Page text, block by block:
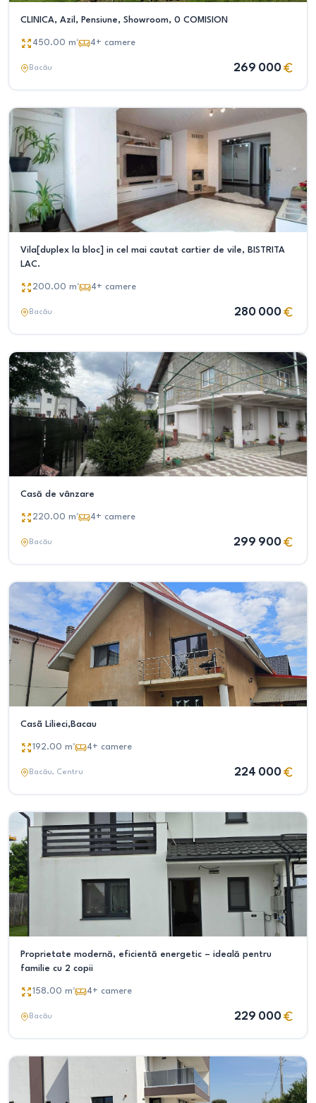
CLINICA, Azil, Pensiune, Showroom, 0 COMISION
450.00 m² 4+ camere
Bacău 269 000
Vila[duplex la bloc] in cel mai cautat cartier de vile, BISTRITA
LAC.
200.00 m² 4+ camere
Bacău 280 000
Casă de vânzare
220.00 m² 4+ camere
Bacău 299 900
Casã Lilieci,Bacau
192.00 m² 4+ camere
Bacău, Centru 224 000
Proprietate modernă, eficientă energetic – ideală pentru
familie cu 2 copii
158.00 m² 4+ camere
Bacău 229 000